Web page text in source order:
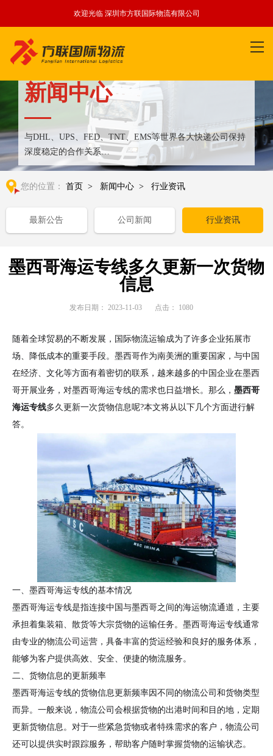
欢迎光临 深圳市方联国际物流有限公司
新闻中心
与DHL、UPS、FED、TNT、EMS等世界各大快递公司保持
深度稳定的合作关系
整合全球优质物流运输资源,满足国内外客户更多个性化需求
您的位置： 首页 > 新闻中心 > 行业资讯
最新公告 公司新闻 行业资讯
墨西哥海运专线多久更新一次货物
信息
发布日期： 2023-11-03 点击： 1080
随着全球贸易的不断发展，国际物流运输成为了许多企业拓展市
场、降低成本的重要手段。墨西哥作为南美洲的重要国家，与中国
在经济、文化等方面有着密切的联系，越来越多的中国企业在墨西
哥开展业务，对墨西哥海运专线的需求也日益增长。那么， 墨西哥
海运专线多久更新一次货物信息呢?本文将从以下几个方面进行解
答。
一、墨西哥海运专线的基本情况
墨西哥海运专线是指连接中国与墨西哥之间的海运物流通道，主要
承担着集装箱、散货等大宗货物的运输任务。墨西哥海运专线通常
由专业的物流公司运营，具备丰富的货运经验和良好的服务体系，
能够为客户提供高效、安全、便捷的物流服务。
二、货物信息的更新频率
墨西哥海运专线的货物信息更新频率因不同的物流公司和货物类型
而异。一般来说，物流公司会根据货物的出港时间和目的地，定期
更新货物信息。对于一些紧急货物或者特殊需求的客户，物流公司
还可以提供实时跟踪服务，帮助客户随时掌握货物的运输状态。